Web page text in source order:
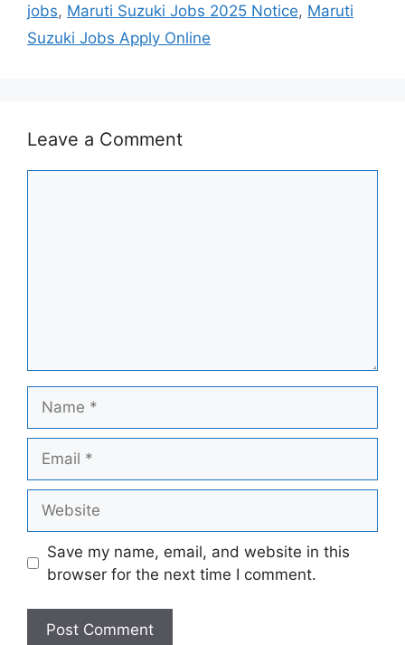
jobs, Maruti Suzuki Jobs 2025 Notice, Maruti
Suzuki Jobs Apply Online
Leave a Comment
Save my name, email, and website in this
browser for the next time I comment.